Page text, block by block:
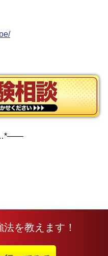
を教えます！